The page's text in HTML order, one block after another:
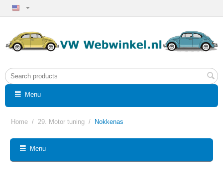
Menu
Home / 29. Motor tuning / Nokkenas
Menu